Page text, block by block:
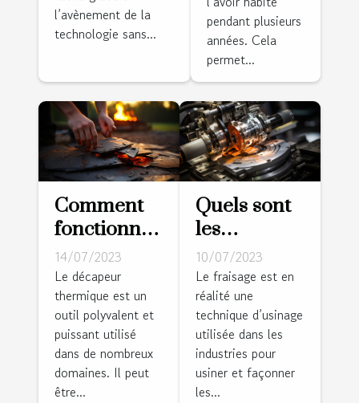
périphérique
: conseils et
l’avènement de la
technologie sans...
pendant plusieurs
années. Cela
permet...
Comment
fonctionne
un
décapeur
thermique
?
14/07/2023
Le décapeur
thermique est un
outil polyvalent et
puissant utilisé
dans de nombreux
domaines. Il peut
être...
Quels sont
les
différents
types de
fraisage ?
10/07/2023
Le fraisage est en
réalité une
technique d’usinage
utilisée dans les
industries pour
usiner et façonner
les...